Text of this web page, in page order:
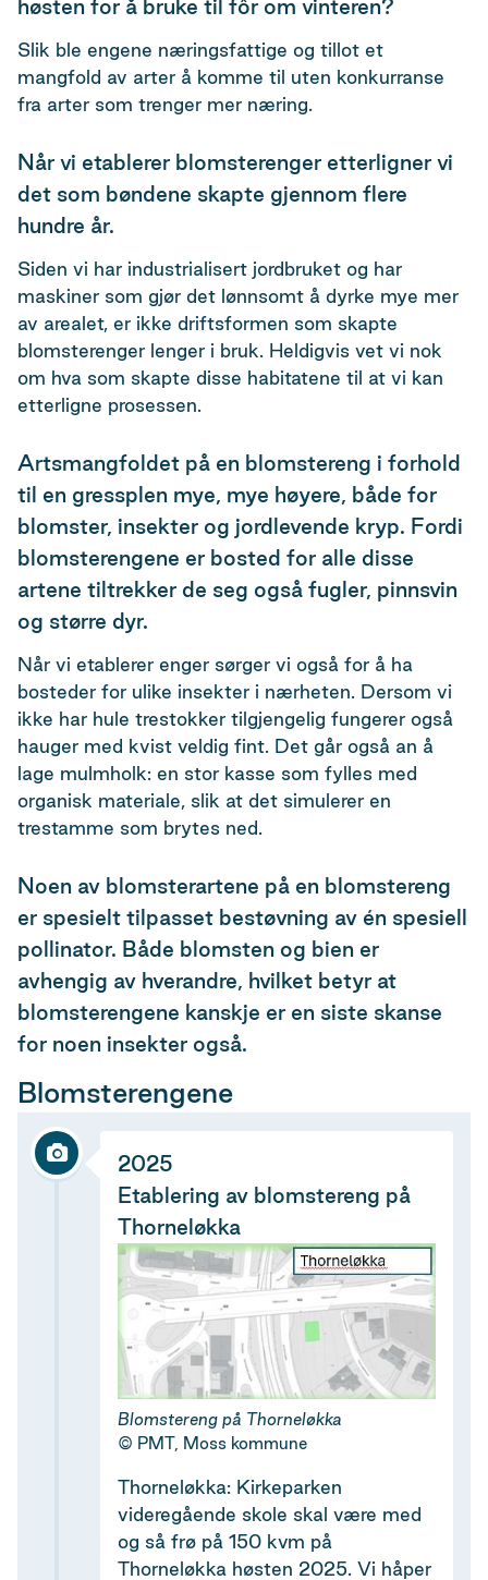
høsten for å bruke til fôr om vinteren?
Slik ble engene næringsfattige og tillot et
mangfold av arter å komme til uten konkurranse
fra arter som trenger mer næring.
Når vi etablerer blomsterenger etterligner vi
det som bøndene skapte gjennom flere
hundre år.
Siden vi har industrialisert jordbruket og har
maskiner som gjør det lønnsomt å dyrke mye mer
av arealet, er ikke driftsformen som skapte
blomsterenger lenger i bruk. Heldigvis vet vi nok
om hva som skapte disse habitatene til at vi kan
etterligne prosessen.
Artsmangfoldet på en blomstereng i forhold
til en gressplen mye, mye høyere, både for
blomster, insekter og jordlevende kryp. Fordi
blomsterengene er bosted for alle disse
artene tiltrekker de seg også fugler, pinnsvin
og større dyr.
Når vi etablerer enger sørger vi også for å ha
bosteder for ulike insekter i nærheten. Dersom vi
ikke har hule trestokker tilgjengelig fungerer også
hauger med kvist veldig fint. Det går også an å
lage mulmholk: en stor kasse som fylles med
organisk materiale, slik at det simulerer en
trestamme som brytes ned.
Noen av blomsterartene på en blomstereng
er spesielt tilpasset bestøvning av én spesiell
pollinator. Både blomsten og bien er
avhengig av hverandre, hvilket betyr at
blomsterengene kanskje er en siste skanse
for noen insekter også.
Blomsterengene
2025
Etablering av blomstereng på
Thorneløkka
Blomstereng på Thorneløkka
PMT, Moss kommune
Thorneløkka: Kirkeparken
videregående skole skal være med
og så frø på 150 kvm på
Thorneløkka høsten 2025. Vi håper